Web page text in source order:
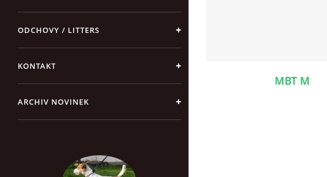
ODCHOVY / LITTERS
KONTAKT
ARCHIV NOVINEK
MBT M